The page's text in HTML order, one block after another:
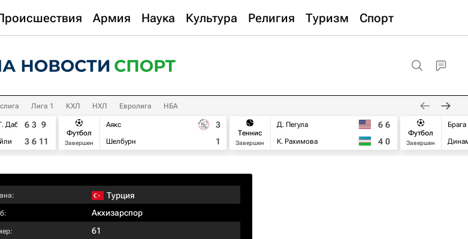
Армия Наука Культура Религия Туризм Спорт
Лига 1 КХЛ НХЛ Евролига НБА
Дабровски
6 3 9
3 6 11
Футбол
Завершен
Аякс
Шелбурн
3
1
Теннис
Завершен
Д. Пегула
К. Рахимова
6 6
4 0
Футбол
Завершен
Брага
Турция
Акхизарспор
61